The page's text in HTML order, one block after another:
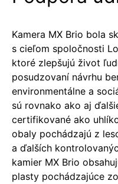
Kamera MX Brio bola
s cieľom spoločnosti
ktoré zlepšujú život
posudzovaní návrhu
environmentálne a
sú rovnako ako aj
certifikované ako
obaly pochádzajú z
a ďalších
kamier MX Brio
plasty pochádzajúce